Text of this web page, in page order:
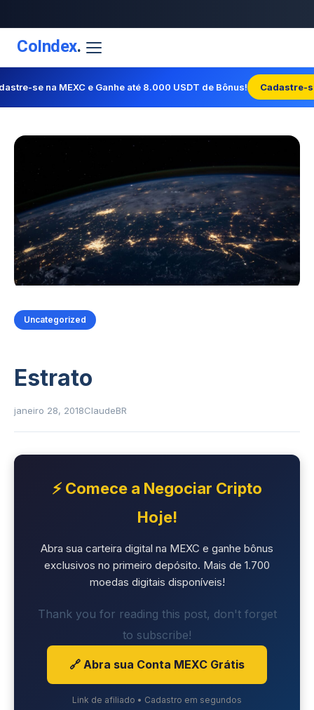
CoIndex.
se na MEXC e Ganhe até 8.000 USDT de Bônus! Cadastre-
Uncategorized
Estrato
janeiro 28, 2018ClaudeBR
⚡ Comece a Negociar Cripto
Hoje!
Abra sua carteira digital na MEXC e ganhe bônus
exclusivos no primeiro depósito. Mais de 1.700
moedas digitais disponíveis!
Thank you for reading this post, don't forget
to subscribe!
🔗 Abra sua Conta MEXC Grátis
Link de afiliado • Cadastro em segundos